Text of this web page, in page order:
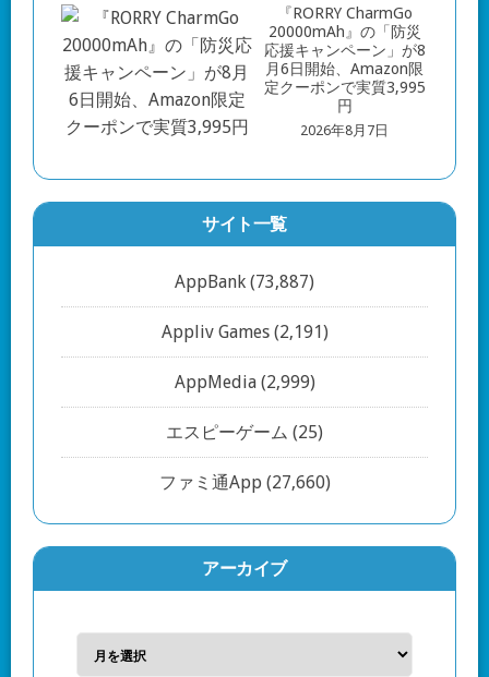
『RORRY CharmGo
20000mAh』の「防災
応援キャンペーン」が8
月6日開始、Amazon限
定クーポンで実質3,995
円
2026年8月7日
サイト一覧
AppBank (73,887)
Appliv Games(2,191)
AppMedia(2,999)
エスピーゲーム (25)
ファミ通App(27,660)
アーカイブ